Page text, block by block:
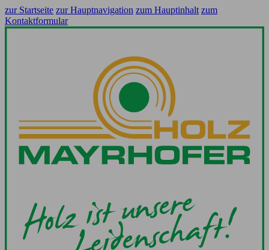
zur Startseite zur Hauptnavigation zum Hauptinhalt zum
Kontaktformular